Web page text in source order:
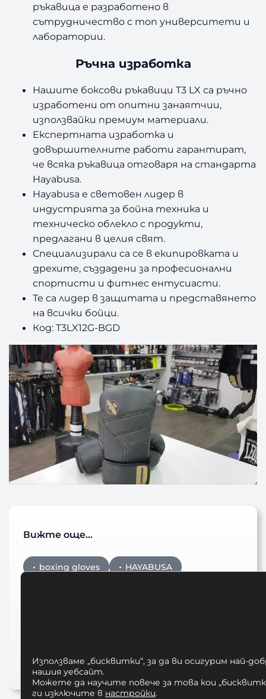
ръкавица е разработено в
сътрудничество с топ университети и
лаборатории.
Ръчна изработка
Нашите боксови ръкавици T3 LX са ръчно
изработени от опитни занаятчии,
използвайки премиум материали.
Експертната изработка и
довършителните работи гарантират,
че всяка ръкавица отговаря на стандарта
Hayabusa.
Hayabusa е световен лидер в
индустрията за бойна техника и
техническо облекло с продукти,
предлагани в целия свят.
Специализирали са се в екипировката и
дрехите, създадени за професионални
спортисти и фитнес ентусиасти.
Те са лидер в защитата и представянето
на всички бойци.
Код: T3LX12G-BGD
Вижте още…
boxing gloves
HAYABUSA
боксови ръкавици естествена кожа
Използваме „бисквитки“, за да ви осигурим най-
нашия уебсайт.
Можете да научите повече за това кои
ги изключите в настройки.